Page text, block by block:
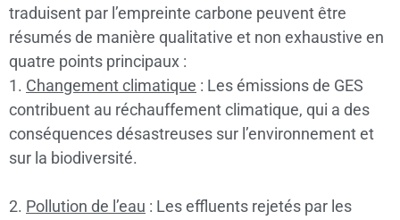
traduisent par l’empreinte carbone peuvent être
résumés de manière qualitative et non exhaustive en
quatre points principaux :
1. Changement climatique : Les émissions de GES
contribuent au réchauffement climatique, qui a des
conséquences désastreuses sur l’environnement et
sur la biodiversité.
2. Pollution de l’eau : Les effluents rejetés par les